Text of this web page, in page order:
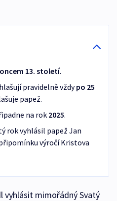
13. století.
pravidelně vždypo 25
papež.
na rok 2025.
rok vyhlásil papež Jan
výročí Kristova
vyhlásit mimořádný Svatý